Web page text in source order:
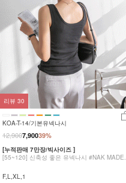
KOA-T-14/기본유넥나시
39%
12,9007,900
[누적판매 7만장/빅사이즈 ]
[55~120] 신축성 좋은 유넥나시 #NAK MADE.
F,L,XL,1
리뷰 30